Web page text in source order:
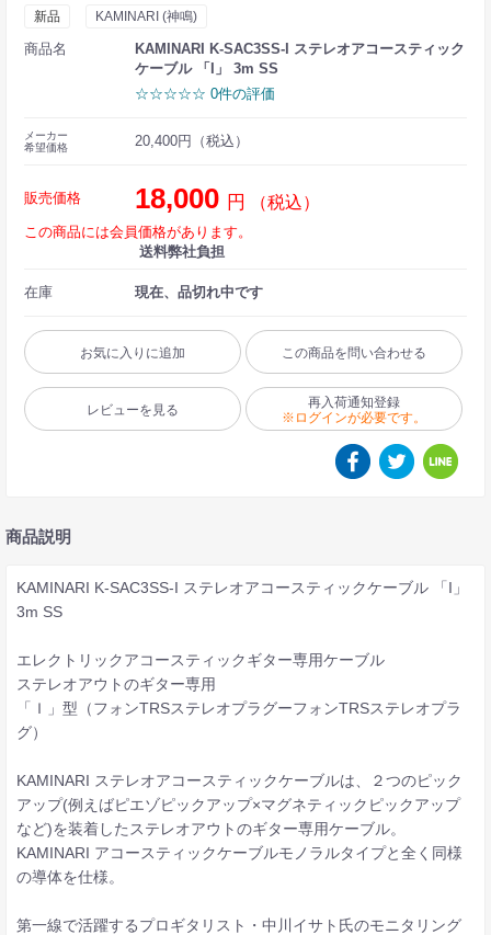
新品 KAMINARI (神鳴)
商品名
KAMINARI K-SAC3SS-I ステレオアコースティック
ケーブル 「I」 3m SS
☆☆☆☆☆ 0件の評価
メーカー
希望価格
20,400円（税込）
販売価格 18,000 円 （税込）
この商品には会員価格があります。
送料弊社負担
在庫 現在、品切れ中です
お気に入りに追加 この商品を問い合わせる
レビューを見る
再入荷通知登録
※ログインが必要です。
商品説明
KAMINARI K-SAC3SS-I ステレオアコースティックケーブル 「I」
3m SS
エレクトリックアコースティックギター専用ケーブル
ステレオアウトのギター専用
「Ｉ」型（フォンTRSステレオプラグーフォンTRSステレオプラ
グ）
KAMINARI ステレオアコースティックケーブルは、２つのピック
アップ(例えばピエゾピックアップ×マグネティックピックアップ
など)を装着したステレオアウトのギター専用ケーブル。
KAMINARI アコースティックケーブルモノラルタイプと全く同様
の導体を仕様。
第一線で活躍するプロギタリスト・中川イサト氏のモニタリング